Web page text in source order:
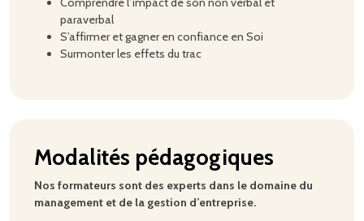
paraverbal
S’affirmer et gagner en confiance en Soi
Surmonter les effets du trac
Modalités pédagogiques
Nos formateurs sont des experts dans le domaine du
management et de la gestion d’entreprise.